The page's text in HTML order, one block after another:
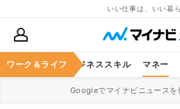
いい仕事は、いい暮
ワーク＆ライフ
キャリア ビジネススキル マネー
Googleでマイナビニュースを